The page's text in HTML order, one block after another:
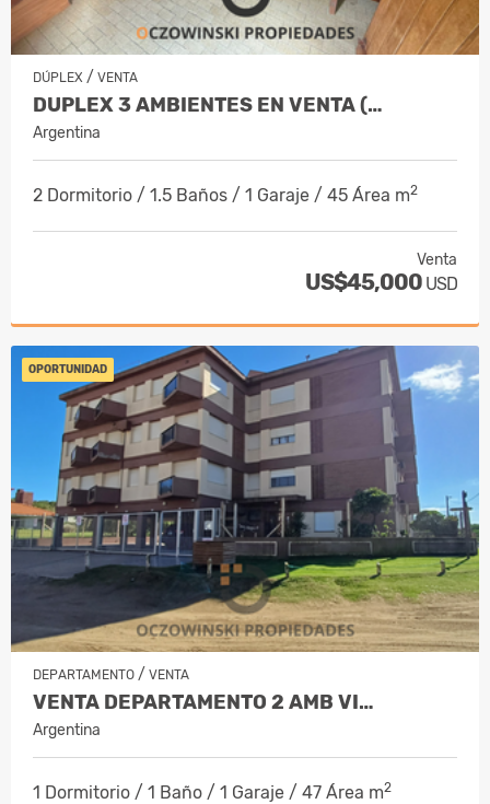
DÚPLEX / VENTA
DUPLEX 3 AMBIENTES EN VENTA (…
Argentina
2 Dormitorio / 1.5 Baños / 1 Garaje / 45 Área m2
Venta
US$45,000 USD
OPORTUNIDAD
DEPARTAMENTO / VENTA
VENTA DEPARTAMENTO 2 AMB VI…
Argentina
1 Dormitorio / 1 Baño / 1 Garaje / 47 Área m2